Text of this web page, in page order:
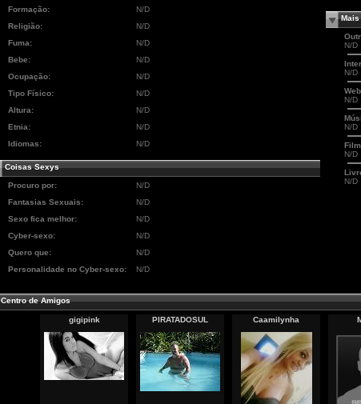
Formação:
N/D
Religião:
N/D
Fuma:
N/D
Bebe:
N/D
Ocupação:
N/D
Tipo Físico:
N/D
Altura:
N/D
Etnia:
N/D
Idiomas:
N/D
Coisas Sexys
Procuro por:
N/D
Fantasias Sexuais:
N/D
Sexo fica melhor:
N/D
Cyber-sexo:
N/D
Quero que:
N/D
Personalidade no Cyber-sexo:
N/D
Mais
N/D
N/D
N/D
N/D
N/D
N/D
Centro de Amigos
gigipink PIRATADOSUL Caamilynha